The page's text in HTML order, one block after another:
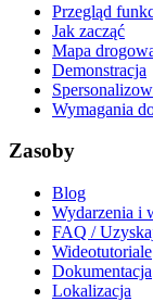
Przegląd
Jak zacząć
Mapa
Demonstracja
Wymagania
Zasoby
Blog
Wydarzenia i
FAQ /
Wideotutoriale
Dokumentacja
Lokalizacja